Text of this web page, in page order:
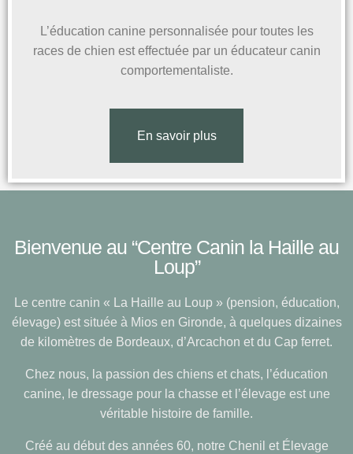
L’éducation canine personnalisée pour toutes les
races de chien est effectuée par un éducateur canin
comportementaliste.
En savoir plus
Bienvenue au “Centre Canin la Haille au
Loup”
Le centre canin « La Haille au Loup » (pension, éducation,
élevage) est située à Mios en Gironde, à quelques dizaines
de kilomètres de Bordeaux, d’Arcachon et du Cap ferret.
Chez nous, la passion des chiens et chats, l’éducation
canine, le dressage pour la chasse et l’élevage est une
véritable histoire de famille.
Créé au début des années 60, notre Chenil et Élevage